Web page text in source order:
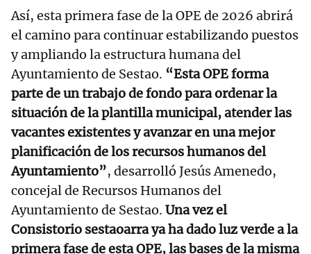
Así, esta primera fase de la OPE de 2026 abrirá
el camino para continuar estabilizando puestos
y ampliando la estructura humana del
Ayuntamiento de Sestao. “Esta OPE forma
parte de un trabajo de fondo para ordenar la
situación de la plantilla municipal, atender las
vacantes existentes y avanzar en una mejor
planificación de los recursos humanos del
Ayuntamiento”, desarrolló Jesús Amenedo,
concejal de Recursos Humanos del
Ayuntamiento de Sestao. Una vez el
Consistorio sestaoarra ya ha dado luz verde a la
primera fase de esta OPE, las bases de la misma